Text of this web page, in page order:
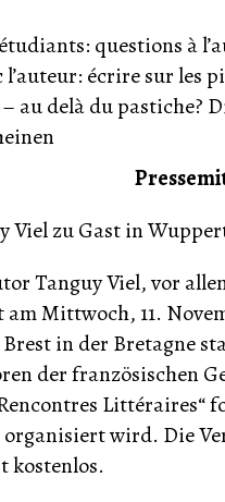
questions à
l’auteur: écrire sur les
au delà du pastiche?
Viel zu Gast in
Tanguy Viel, vor
Mittwoch, 11.
in der Bretagne
der französischen
Littéraires“
wird. Die
kostenlos.